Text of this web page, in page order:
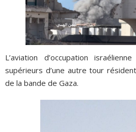
L’aviation d’occupation
supérieurs d’une autre tour
de la bande de Gaza.